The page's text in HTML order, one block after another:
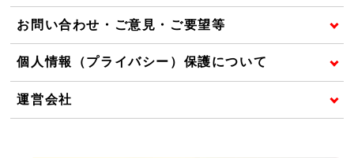
お問い合わせ・ご意見・ご要望等
個人情報（プライバシー）保護について
運営会社